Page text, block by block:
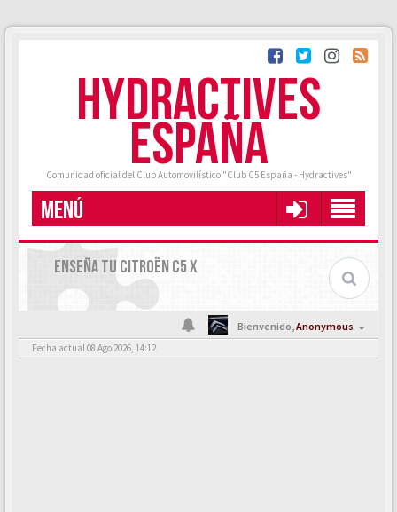
HYDRACTIVES
ESPAÑA
Comunidad oficial del Club Automovilístico "Club C5 España - Hydractives"
MENÚ
ENSEÑA TU CITROËN C5 X
Bienvenido,Anonymous
Fecha actual 08 Ago 2026, 14:12